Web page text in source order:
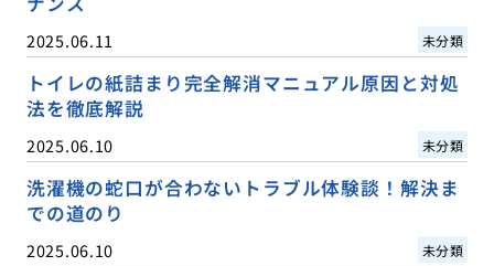
2025.06.11 未分類
トイレの紙詰まり完全解消マニュアル原因と対処
法を徹底解説
2025.06.10 未分類
洗濯機の蛇口が合わないトラブル体験談！解決ま
での道のり
2025.06.10 未分類